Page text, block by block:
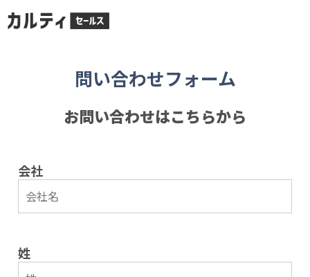
問い合わせフォーム
お問い合わせはこちらから
会社
姓